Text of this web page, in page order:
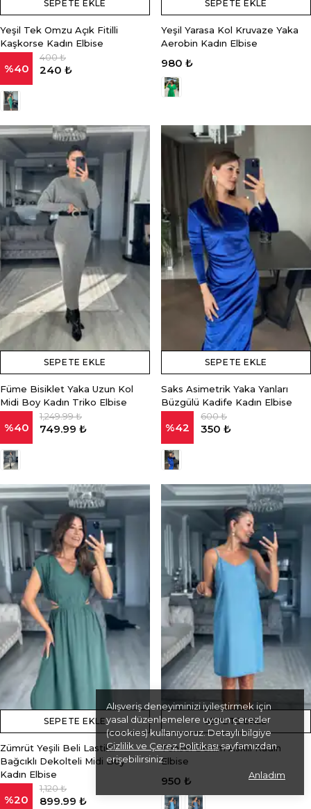
Alışveriş deneyiminizi iyileştirmek için
yasal düzenlemelere uygun çerezler
(cookies) kullanıyoruz. Detaylı bilgiye
Gizlilik ve Çerez Politikasısayfamızdan
erişebilirsiniz.
Anladım
SEPETE EKLE
Yeşil Tek Omzu Açık Fitilli
Kaşkorse Kadın Elbise
%40
400 ₺
240 ₺
SEPETE EKLE
Yeşil Yarasa Kol Kruvaze Yaka
Aerobin Kadın Elbise
980 ₺
SEPETE EKLE
Füme Bisiklet Yaka Uzun Kol
Midi Boy Kadın Triko Elbise
%40
1,249.99 ₺
749.99 ₺
SEPETE EKLE
Saks Asimetrik Yaka Yanları
Büzgülü Kadife Kadın Elbise
%42
600 ₺
350 ₺
SEPETE EKLE
Zümrüt Yeşili Beli Lastikli
Bağcıklı Dekolteli Midi Boy
Kadın Elbise
%20
1,120 ₺
899.99 ₺
SEPETE EKLE
Tensel Denim Askılı Kadın
Elbise
950 ₺